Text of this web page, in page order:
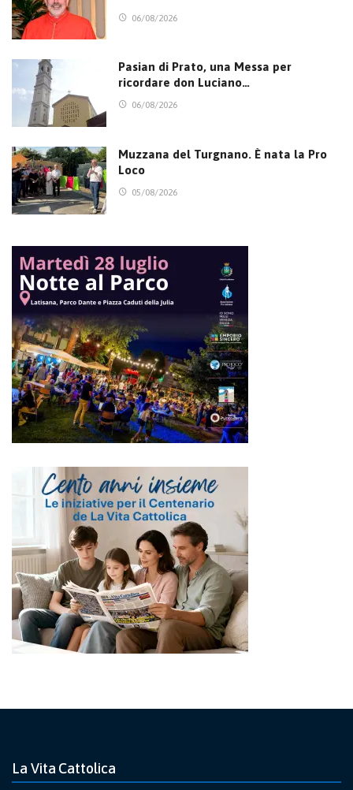
06/08/2026
Pasian di Prato, una Messa per
ricordare don Luciano…
06/08/2026
Muzzana del Turgnano. È nata la Pro
Loco
05/08/2026
La Vita Cattolica